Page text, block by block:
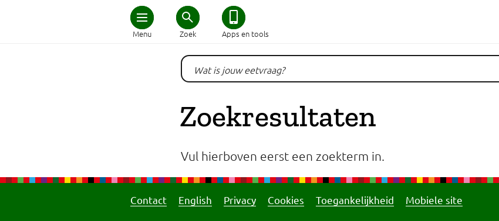
Menu Zoek Apps en tools
Home
Schijf van Vijf
Afvallen
Zwanger en kind
Duurzaam eten
Zoekresultaten
Vul hierboven eerst een zoekterm in.
Contact English Privacy Cookies Toegankelijkheid Mobiele site